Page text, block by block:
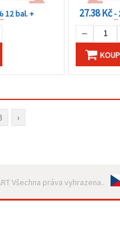
12 bal. + 27.38 Kč-
›
Všechna práva vyhrazena..